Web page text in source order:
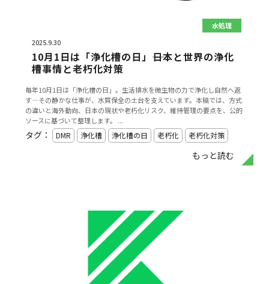
水処理
2025.9.30
10月1日は「浄化槽の日」――日本と世界の浄化
槽事情と老朽化対策
毎年10月1日は「浄化槽の日」。生活排水を微生物の力で浄化し自然へ返
す―その静かな仕事が、水質保全の土台を支えています。本稿では、方式
の違いと海外動向、日本の現状や老朽化リスク、維持管理の要点を、公的
ソースに基づいて整理します。 ...
もっと読む
タグ： DMR 浄化槽 浄化槽の日 老朽化 老朽化対策